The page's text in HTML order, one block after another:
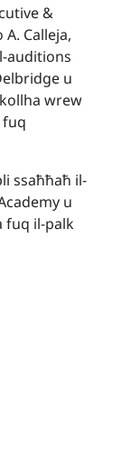
&
Calleja,
auditions
u
wrew
ssaħħaħ il-
u
fuq il-palk